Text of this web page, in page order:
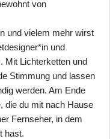
von
und vielem mehr wirst
und
Mit Lichterketten und
Stimmung und lassen
werden. Am Ende
die du mit nach Hause
Fernseher, in dem
hast.